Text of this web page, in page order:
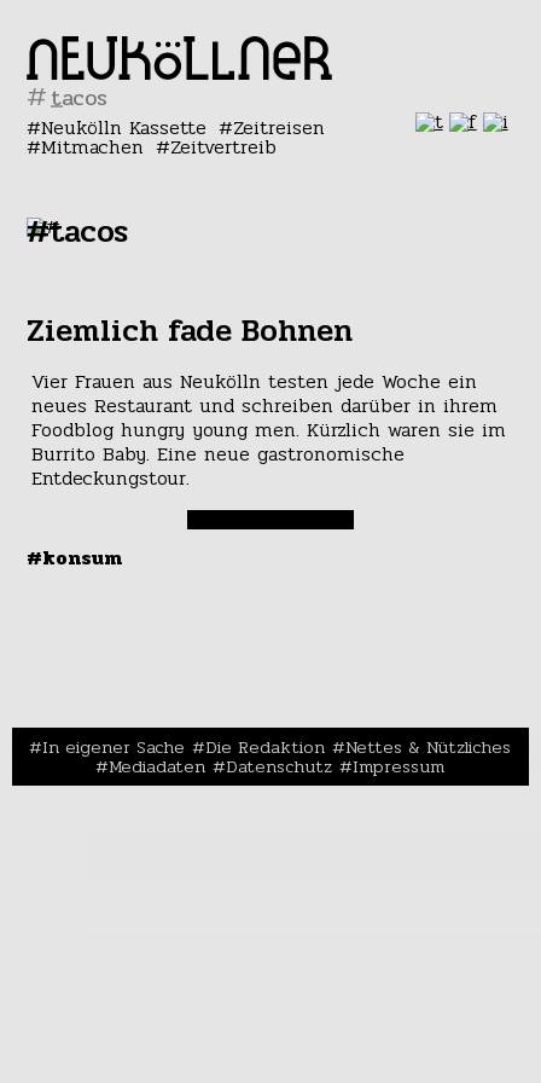
#
Neukölln Kassette Zeitreisen
Mitmachen Zeitvertreib
#tacos
Ziemlich fade Bohnen
Vier Frauen aus Neukölln testen jede Woche ein
neues Restaurant und schreiben darüber in ihrem
Foodblog hungry young men. Kürzlich waren sie im
Burrito Baby. Eine neue gastronomische
Entdeckungstour.
#konsum
In eigener Sache Die Redaktion Nettes & Nützliches
Mediadaten Datenschutz Impressum